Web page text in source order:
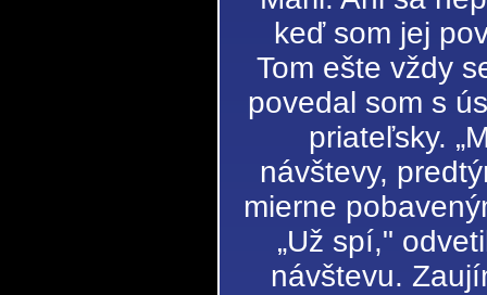
keď som jej
Tom ešte vždy
povedal som s
priateľsky.
návštevy,
mierne
„Už spí,"
návštevu.